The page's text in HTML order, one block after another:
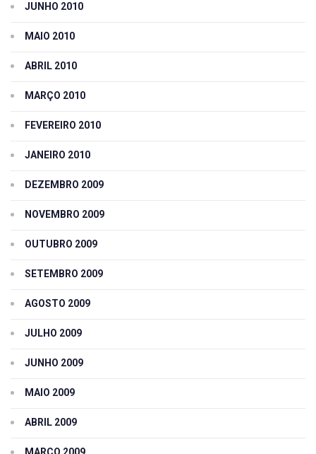
JUNHO 2010
MAIO 2010
ABRIL 2010
MARÇO 2010
FEVEREIRO 2010
JANEIRO 2010
DEZEMBRO 2009
NOVEMBRO 2009
OUTUBRO 2009
SETEMBRO 2009
AGOSTO 2009
JULHO 2009
JUNHO 2009
MAIO 2009
ABRIL 2009